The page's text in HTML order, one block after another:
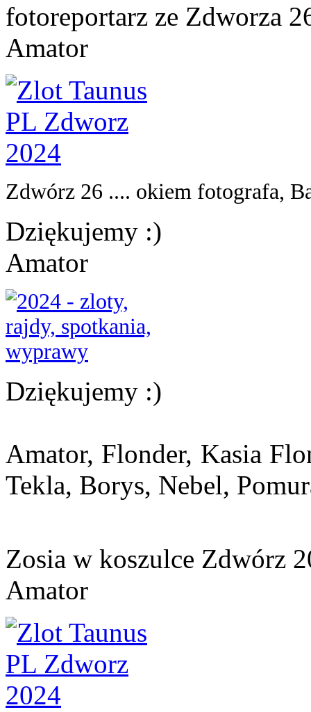
fotoreportarz ze Zdworza
Amator
Zdwórz 26 .... okiem fotografa,
Dziękujemy :)
Amator
Dziękujemy :)
Amator, Flonder, Kasia
Tekla, Borys, Nebel,
Zosia w koszulce Zdwórz
Amator